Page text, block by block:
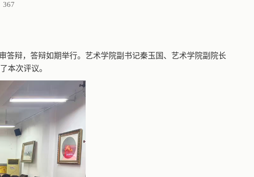
367
答辩，答辩如期举行。 艺术学院副书记秦玉国、艺术学院副院长
本次评议。